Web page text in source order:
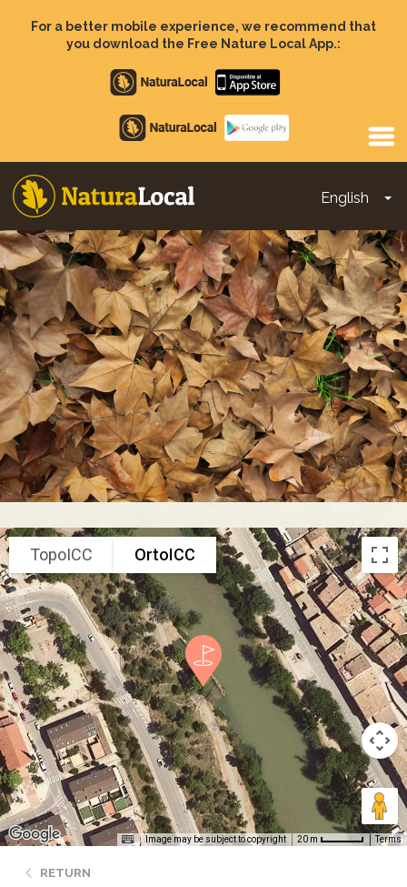
For a better mobile experience, we recommend that
you download the Free Nature Local App.:
Apple
store
Google
Play
English
Main
navigation
TopoICC OrtoICC
Image may be subject to copyright 20 m Terms
RETURN